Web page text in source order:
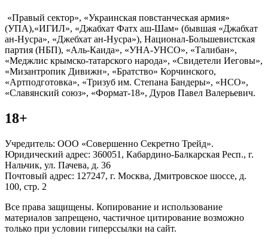
«Правый сектор», «Украинская повстанческая армия»
(УПА),«ИГИЛ», «Джабхат Фатх аш-Шам» (бывшая «Джабхат
ан-Нусра», «Джебхат ан-Нусра»), Национал-Большевистская
партия (НБП), «Аль-Каида», «УНА-УНСО», «Талибан»,
«Меджлис крымско-татарского народа», «Свидетели Иеговы»,
«Мизантропик Дивижн», «Братство» Корчинского,
«Артподготовка», «Тризуб им. Степана Бандеры», «НСО»,
«Славянский союз», «Формат-18», Дуров Павел Валерьевич.
18+
Учредитель: ООО «Совершенно Секретно Трейд».
Юридический адрес: 360051, Кабардино-Балкарская Респ., г.
Нальчик, ул. Пачева, д. 36
Почтовый адрес: 127247, г. Москва, Дмитровское шоссе, д.
100, стр. 2
Все права защищены. Копирование и использование
материалов запрещено, частичное цитирование возможно
только при условии гиперссылки на сайт.